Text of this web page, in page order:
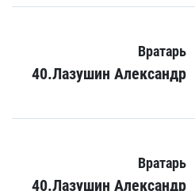
Вратарь
40.Лазушин Александр
Вратарь
40.Лазушин Александр